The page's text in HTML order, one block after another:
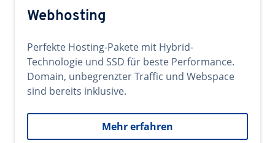
Webhosting
Perfekte Hosting-Pakete mit Hybrid-
Technologie und SSD für beste Performance.
Domain, unbegrenzter Traffic und Webspace
sind bereits inklusive.
Mehr erfahren